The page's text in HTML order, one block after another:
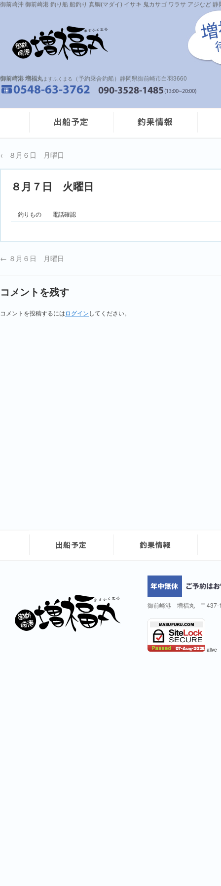
御前崎沖 御前崎港 釣り船 船釣り 真鯛(マダイ) イサキ 鬼カサゴ ワラサ アジなど
御前崎港 増福丸ますふくまる （予約乗合釣船）静岡県御前崎市白羽3660
← ８月６日 月曜日
８月７日 火曜日
釣りもの 電話確認
← ８月６日 月曜日
コメントを残す
コメントを投稿するには ログイン してください。
御前崎港 増福丸 〒437-
alive